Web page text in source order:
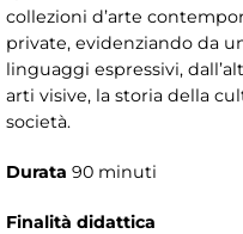
collezioni d’arte
private, evidenziando da
linguaggi espressivi,
arti visive, la storia della
società.
Durata 90 minuti
Finalità didattica